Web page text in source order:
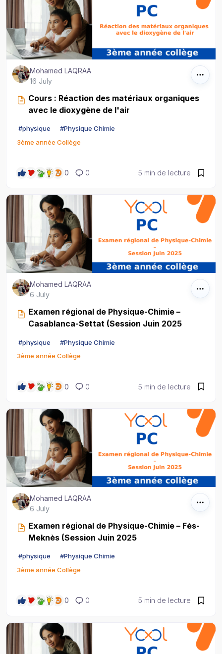
Mohamed LAQRAA
16 July
Cours : Réaction des matériaux organiques
avec le dioxygène de l'air
#physique #Physique Chimie
3ème année Collège
0 0 5 min de lecture
Mohamed LAQRAA
6 July
Examen régional de Physique-Chimie –
Casablanca-Settat (Session Juin 2025
#physique #Physique Chimie
3ème année Collège
0 0 5 min de lecture
Mohamed LAQRAA
6 July
Examen régional de Physique-Chimie – Fès-
Meknès (Session Juin 2025
#physique #Physique Chimie
3ème année Collège
0 0 5 min de lecture